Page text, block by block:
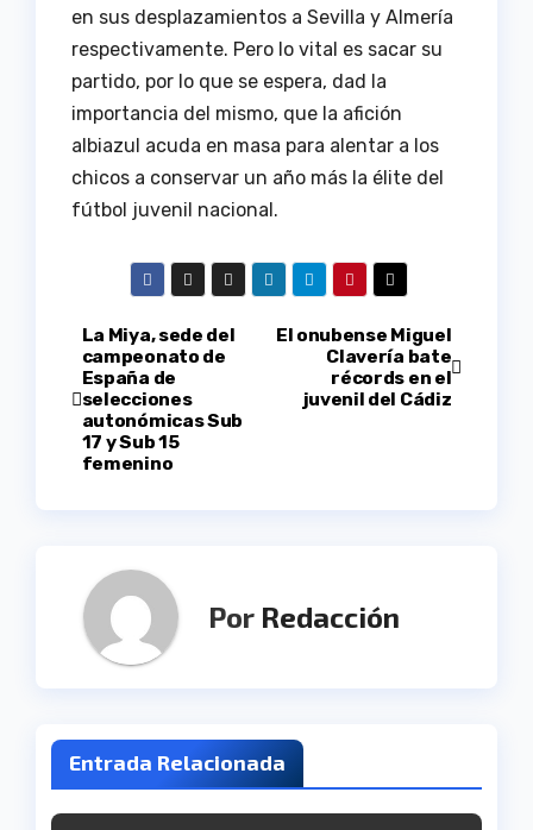
en sus desplazamientos a Sevilla y Almería
respectivamente. Pero lo vital es sacar su
partido, por lo que se espera, dad la
importancia del mismo, que la afición
albiazul acuda en masa para alentar a los
chicos a conservar un año más la élite del
fútbol juvenil nacional.
Navegación
de
entradas
El onubense Miguel
Clavería bate
récords en el
juvenil del Cádiz
La Miya, sede del
campeonato de
España de
selecciones
autonómicas Sub
17 y Sub 15
femenino
Por Redacción
Entrada Relacionada